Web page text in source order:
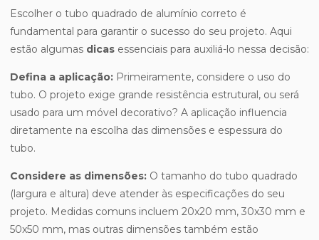
Escolher o tubo quadrado de alumínio correto é
fundamental para garantir o sucesso do seu projeto. Aqui
estão algumas dicas essenciais para auxiliá-lo nessa decisão:
Defina a aplicação: Primeiramente, considere o uso do
tubo. O projeto exige grande resistência estrutural, ou será
usado para um móvel decorativo? A aplicação influencia
diretamente na escolha das dimensões e espessura do
tubo.
Considere as dimensões: O tamanho do tubo quadrado
(largura e altura) deve atender às especificações do seu
projeto. Medidas comuns incluem 20x20 mm, 30x30 mm e
50x50 mm, mas outras dimensões também estão